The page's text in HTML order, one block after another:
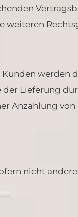
weiteren
werden
Lieferung
Anzahlung
nicht